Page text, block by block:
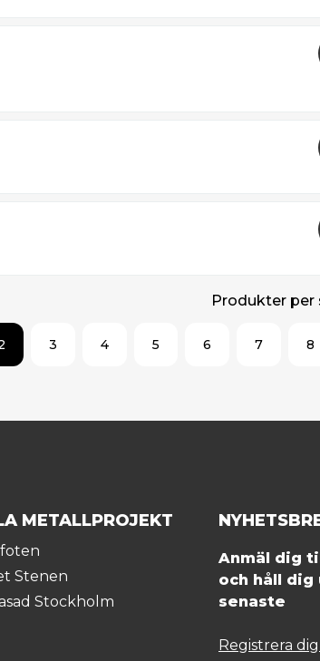
Produkter per
3 4 5 6 7 8
METALLPROJEKT
Stenen
Stockholm
Anmäl dig
och håll
senaste
Registrera